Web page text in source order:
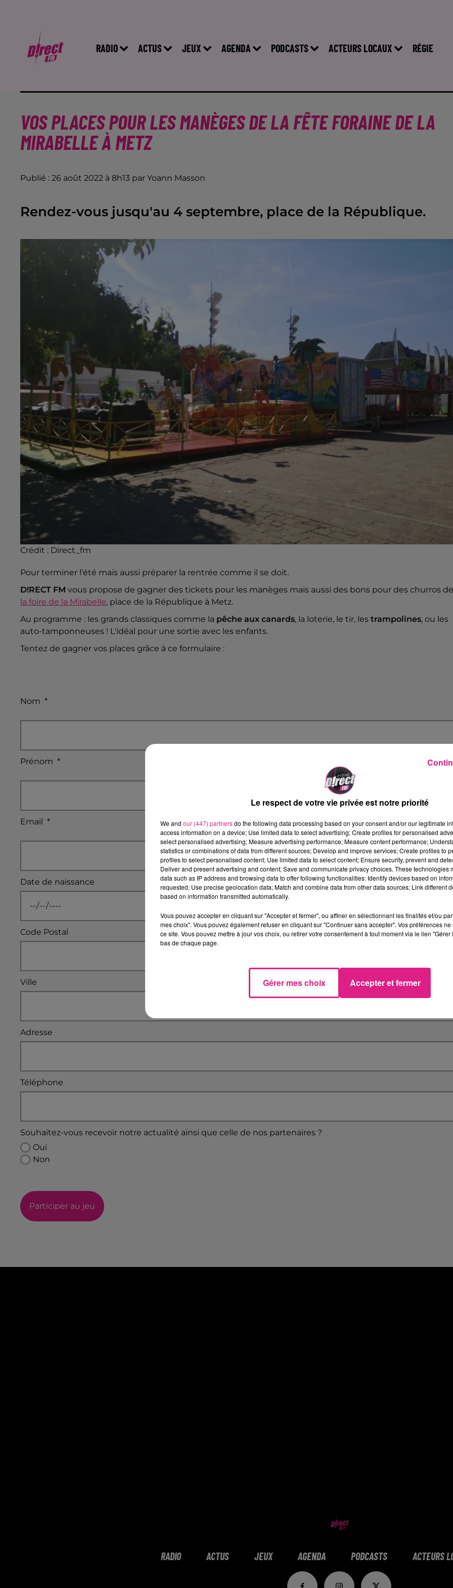
RADIO ACTUS JEUX AGENDA PODCASTS ACTEURS LOCAUX RÉGIE
VOS PLACES POUR LES MANÈGES DE LA FÊTE FORAINE DE LA
MIRABELLE À METZ
Publié : 26 août 2022 à 8h13 par Yoann Masson
Rendez-vous jusqu'au 4 septembre, place de la République.
Crédit : Direct_fm
Pour terminer l'été mais aussi préparer la rentrée comme il se doit.
D!RECT FM vous propose de gagner des tickets pour les manèges mais aussi des bons pour des churros de
la foire de la Mirabelle, place de la République à Metz.
Au programme : les grands classiques comme la pêche aux canards, la loterie, le tir, les trampolines, ou les
auto-tamponneuses ! L'idéal pour une sortie avec les enfants.
Tentez de gagner vos places grâce à ce formulaire :
Nom *
Prénom *
Email *
Date de naissance
Code Postal
Ville
Adresse
Téléphone
Souhaitez-vous recevoir notre actualité ainsi que celle de nos partenaires ?
Oui
Non
Participer au jeu
RADIO ACTUS JEUX AGENDA PODCASTS ACTEURS
Le respect de votre vie privée est notre priorité
We and our (447) partnersdo the following data processing based on your consent and/or our legitimate
access information on a device; Use limited data to select advertising; Create profiles for personalised
select personalised advertising; Measure advertising performance; Measure content performance;
statistics or combinations of data from different sources; Develop and improve services; Create profiles to
profiles to select personalised content; Use limited data to select content; Ensure security, prevent and
Deliver and present advertising and content; Save and communicate privacy choices. These technologies
data such as IP address and browsing data to offer following functionalities: Identify devices based on
requested; Use precise geolocation data; Match and combine data from other data sources; Link different
based on information transmitted automatically.
Vous pouvez accepter en cliquant sur "Accepter et fermer", ou affiner en sélectionnant les finalités et/ou
mes choix". Vous pouvez également refuser en cliquant sur "Continuer sans accepter". Vos préférences
ce site. Vous pouvez mettre à jour vos choix, ou retirer votre consentement à tout moment via le lien
bas de chaque page.
Gérer mes choix Accepter et fermer